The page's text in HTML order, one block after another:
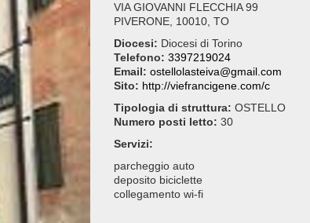
VIA GIOVANNI FLECCHIA 99
PIVERONE, 10010, TO
Diocesi: Diocesi di Torino
Telefono: 3397219024
Email: ostellolasteiva@gmail.com
Sito: http://viefrancigene.com/c
Tipologia di struttura: OSTELLO
Numero posti letto: 30
Servizi:
parcheggio auto
deposito biciclette
collegamento wi-fi